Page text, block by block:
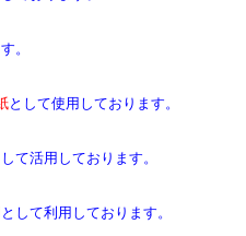
。
として使用しております。
て活用しております。
として利用しております。